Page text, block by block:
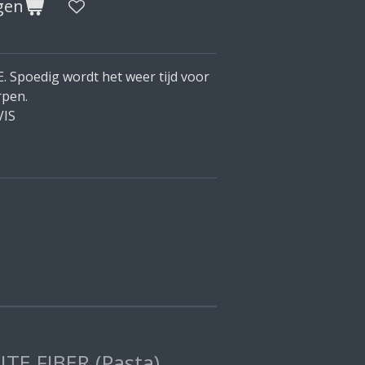
Spoedig wordt het weer tijd voor